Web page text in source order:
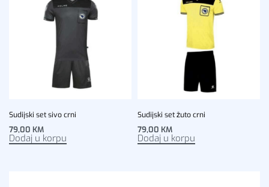
Sudijski set sivo crni
79,00 KM
Dodaj u korpu
Sudijski set žuto crni
79,00 KM
Dodaj u korpu